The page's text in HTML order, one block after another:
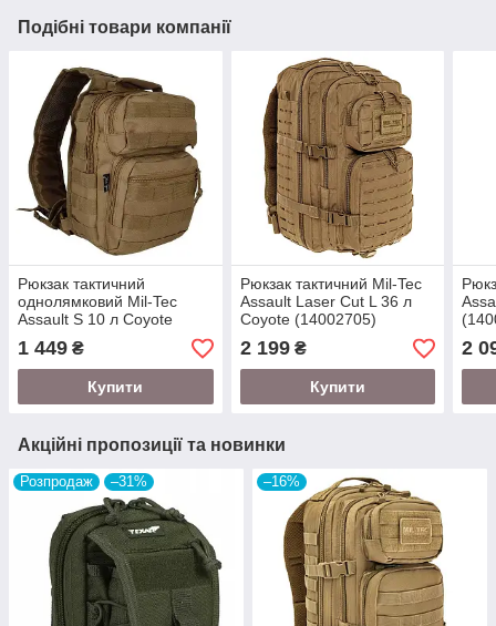
Подібні товари компанії
Рюкзак тактичний
однолямковий Mil-Tec
Assault S 10 л Coyote
1 449 ₴
Купити
Рюкзак тактичний Mil-Tec
Assault Laser Cut L 36 л
Coyote (14002705)
2 199₴
Купити
2
Акційні пропозиції та новинки
Розпродаж –31% –16%